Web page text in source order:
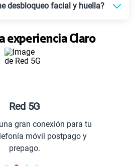
desbloqueo facial y huella?
experiencia Claro
Red 5G
gran conexión para tu
móvil postpago y
prepago.